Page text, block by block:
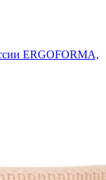
ERGOFORMA,